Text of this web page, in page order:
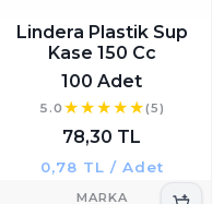
Lindera Plastik Sup
Kase 150 Cc
100 Adet
5.0 (5)
78,30 TL
0,78 TL / Adet